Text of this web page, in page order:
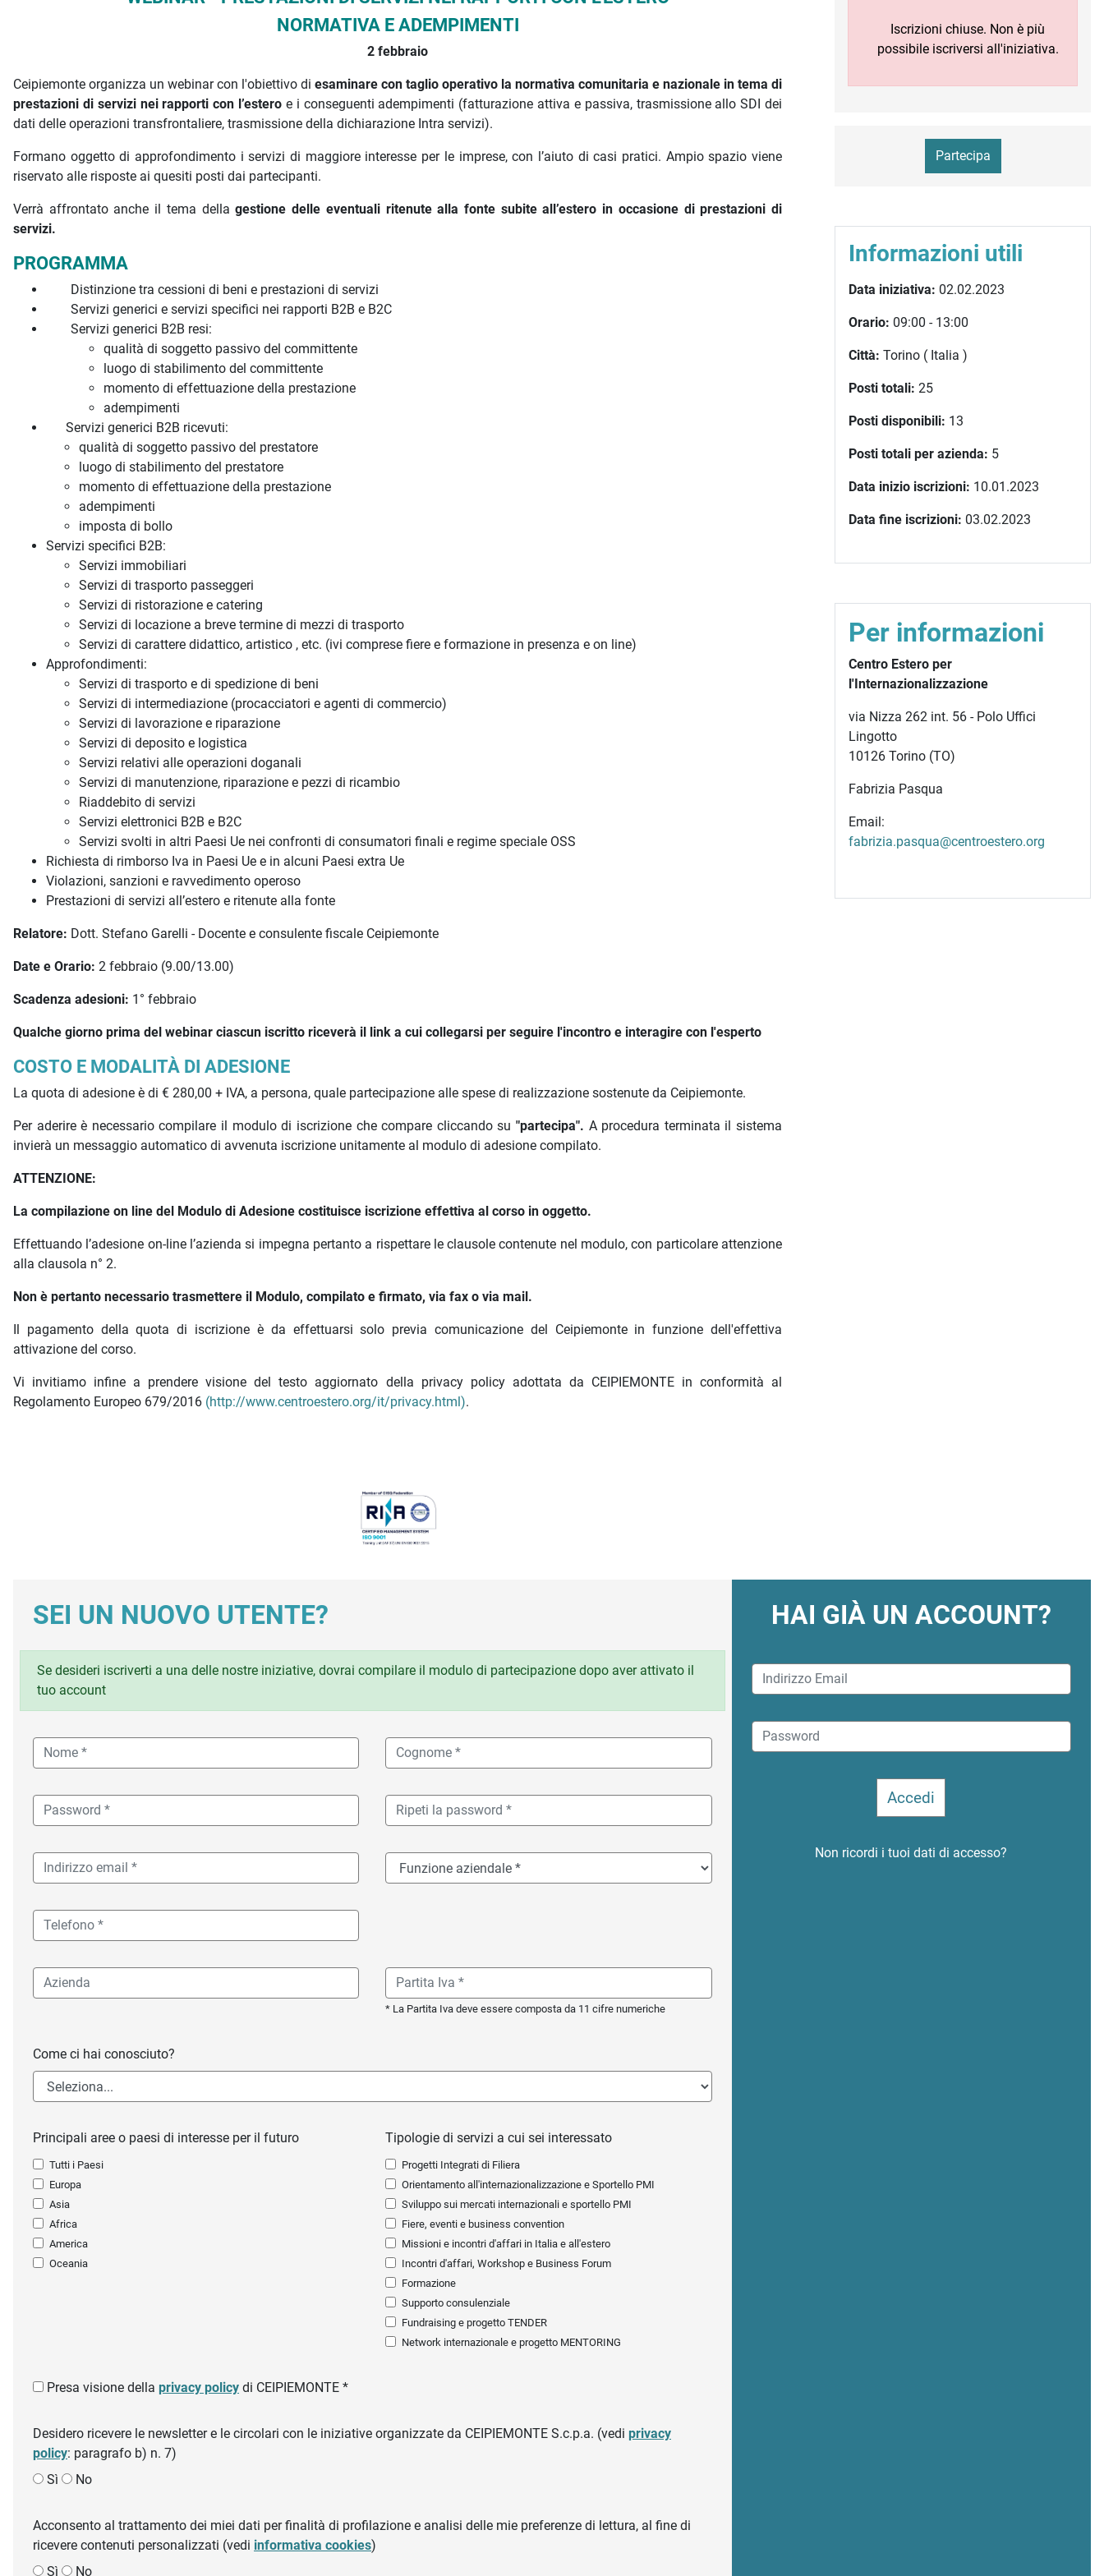
NORMATIVA E ADEMPIMENTI
2 febbraio
Ceipiemonte organizza un webinar con l'obiettivo di esaminare con taglio operativo la normativa comunitaria e nazionale in tema di
prestazioni di servizi nei rapporti con l’estero e i conseguenti adempimenti (fatturazione attiva e passiva, trasmissione allo SDI dei
dati delle operazioni transfrontaliere, trasmissione della dichiarazione Intra servizi).
Formano oggetto di approfondimento i servizi di maggiore interesse per le imprese, con l’aiuto di casi pratici. Ampio spazio viene
riservato alle risposte ai quesiti posti dai partecipanti.
Verrà affrontato anche il tema dellagestione delle eventuali ritenute alla fonte subite all’estero in occasione di prestazioni di
servizi.
PROGRAMMA
Distinzione tra cessioni di beni e prestazioni di servizi
Servizi generici e servizi specifici nei rapporti B2B e B2C
Servizi generici B2B resi:
qualità di soggetto passivo del committente
luogo di stabilimento del committente
momento di effettuazione della prestazione
adempimenti
Servizi generici B2B ricevuti:
qualità di soggetto passivo del prestatore
luogo di stabilimento del prestatore
momento di effettuazione della prestazione
adempimenti
imposta di bollo
Servizi specifici B2B:
Servizi immobiliari
Servizi di trasporto passeggeri
Servizi di ristorazione e catering
Servizi di locazione a breve termine di mezzi di trasporto
Servizi di carattere didattico, artistico , etc. (ivi comprese fiere e formazione in presenza e on line)
Approfondimenti:
Servizi di trasporto e di spedizione di beni
Servizi di intermediazione (procacciatori e agenti di commercio)
Servizi di lavorazione e riparazione
Servizi di deposito e logistica
Servizi relativi alle operazioni doganali
Servizi di manutenzione, riparazione e pezzi di ricambio
Riaddebito di servizi
Servizi elettronici B2B e B2C
Servizi svolti in altri Paesi Ue nei confronti di consumatori finali e regime speciale OSS
Richiesta di rimborso Iva in Paesi Ue e in alcuni Paesi extra Ue
Violazioni, sanzioni e ravvedimento operoso
Prestazioni di servizi all’estero e ritenute alla fonte
Relatore: Dott. Stefano Garelli - Docente e consulente fiscale Ceipiemonte
Date e Orario: 2 febbraio (9.00/13.00)
Scadenza adesioni: 1° febbraio
Qualche giorno prima del webinar ciascun iscritto riceverà il link a cui collegarsi per seguire l'incontro e interagire con l'esperto
COSTO E MODALITÀ DI ADESIONE
La quota di adesione è di € 280,00 + IVA, a persona, quale partecipazione alle spese di realizzazione sostenute da Ceipiemonte.
Per aderire è necessario compilare il modulo di iscrizione che compare cliccando su "partecipa". A procedura terminata il sistema
invierà un messaggio automatico di avvenuta iscrizione unitamente al modulo di adesione compilato.
ATTENZIONE:
La compilazione on line del Modulo di Adesione costituisce iscrizione effettiva al corso in oggetto.
Effettuando l’adesione on-line l’azienda si impegna pertanto a rispettare le clausole contenute nel modulo, con particolare attenzione
alla clausola n° 2.
Non è pertanto necessario trasmettere il Modulo, compilato e firmato, via fax o via mail.
Il pagamento della quota di iscrizione è da effettuarsi solo previa comunicazione del Ceipiemonte in funzione dell'effettiva
attivazione del corso.
Vi invitiamo infine a prendere visione del testo aggiornato della privacy policy adottata da CEIPIEMONTE in conformità al
Regolamento Europeo 679/2016 (http://www.centroestero.org/it/privacy.html).
Iscrizioni chiuse. Non è più
possibile iscriversi all'iniziativa.
Partecipa
Informazioni utili
Data iniziativa: 02.02.2023
Orario: 09:00 - 13:00
Città: Torino ( Italia )
Posti totali: 25
Posti disponibili: 13
Posti totali per azienda: 5
Data inizio iscrizioni: 10.01.2023
Data fine iscrizioni: 03.02.2023
Per informazioni
Centro Estero per
l'Internazionalizzazione
via Nizza 262 int. 56 - Polo Uffici
Lingotto
10126 Torino (TO)
Fabrizia Pasqua
Email:
fabrizia.pasqua@centroestero.org
SEI UN NUOVO UTENTE?
Se desideri iscriverti a una delle nostre iniziative, dovrai compilare il modulo di partecipazione dopo aver attivato il
tuo account
* La Partita Iva deve essere composta da 11 cifre numeriche
Come ci hai conosciuto?
Principali aree o paesi di interesse per il futuro
Tutti i Paesi
Europa
Asia
Africa
America
Oceania
Tipologie di servizi a cui sei interessato
Progetti Integrati di Filiera
Orientamento all'internazionalizzazione e Sportello PMI
Sviluppo sui mercati internazionali e sportello PMI
Fiere, eventi e business convention
Missioni e incontri d'affari in Italia e all'estero
Incontri d'affari, Workshop e Business Forum
Formazione
Supporto consulenziale
Fundraising e progetto TENDER
Network internazionale e progetto MENTORING
Presa visione della privacy policy di CEIPIEMONTE *
Desidero ricevere le newsletter e le circolari con le iniziative organizzate da CEIPIEMONTE S.c.p.a. (vedi privacy
policy: paragrafo b) n. 7)
Sì
No
Acconsento al trattamento dei miei dati per finalità di profilazione e analisi delle mie preferenze di lettura, al fine di
ricevere contenuti personalizzati (vedi informativa cookies)
Sì
No
HAI GIÀ UN ACCOUNT?
Non ricordi i tuoi dati di accesso?